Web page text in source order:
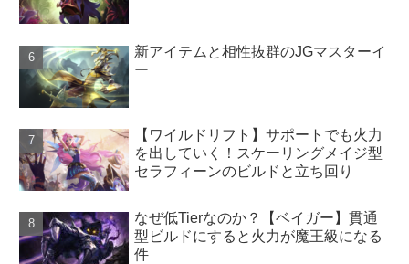
新アイテムと相性抜群のJGマスターイ
ー
【ワイルドリフト】サポートでも火力
を出していく！スケーリングメイジ型
セラフィーンのビルドと立ち回り
なぜ低Tierなのか？【ベイガー】貫通
型ビルドにすると火力が魔王級になる
件